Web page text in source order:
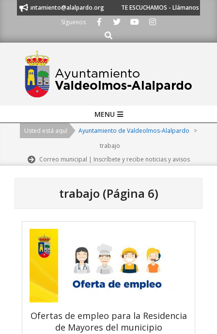
TE ESCUCHAMOS - Llámanos al 91 620
Síguenos
Buscar
Navigation
MENU
Usted está aquí Ayuntamiento de Valdeolmos-Alalpardo
>
trabajo
Correo municipal | Inscríbete y recibe noticias y avisos
trabajo (Página 6)
Ofertas de empleo para la Residencia
de Mayores del municipio